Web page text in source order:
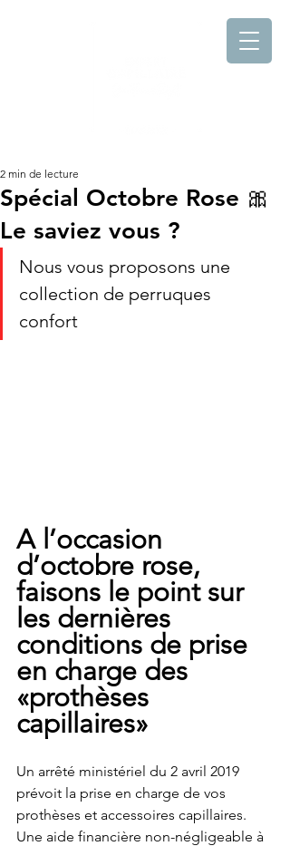
Spécial Octobre Rose 🎀
Le saviez vous ?
2 min de lecture
Nous vous proposons une
collection de perruques
confort
A l’occasion
d’octobre rose,
faisons le point sur
les dernières
conditions de prise
en charge des
«prothèses
capillaires»
Un arrêté ministériel du 2 avril 2019
prévoit la prise en charge de vos
prothèses et accessoires capillaires.
Une aide financière non-négligeable à